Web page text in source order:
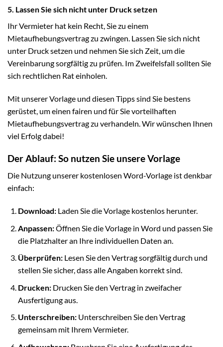
5. Lassen Sie sich nicht unter Druck setzen
Ihr Vermieter hat kein Recht, Sie zu einem
Mietaufhebungsvertrag zu zwingen. Lassen Sie sich nicht
unter Druck setzen und nehmen Sie sich Zeit, um die
Vereinbarung sorgfältig zu prüfen. Im Zweifelsfall sollten Sie
sich rechtlichen Rat einholen.
Mit unserer Vorlage und diesen Tipps sind Sie bestens
gerüstet, um einen fairen und für Sie vorteilhaften
Mietaufhebungsvertrag zu verhandeln. Wir wünschen Ihnen
viel Erfolg dabei!
Der Ablauf: So nutzen Sie unsere Vorlage
Die Nutzung unserer kostenlosen Word-Vorlage ist denkbar
einfach:
Download:Laden Sie die Vorlage kostenlos herunter.
Anpassen:Öffnen Sie die Vorlage in Word und passen Sie
die Platzhalter an Ihre individuellen Daten an.
Überprüfen:Lesen Sie den Vertrag sorgfältig durch und
stellen Sie sicher, dass alle Angaben korrekt sind.
Drucken:Drucken Sie den Vertrag in zweifacher
Ausfertigung aus.
Unterschreiben:Unterschreiben Sie den Vertrag
gemeinsam mit Ihrem Vermieter.